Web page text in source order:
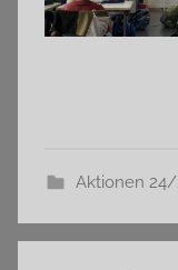
Aktionen 24/